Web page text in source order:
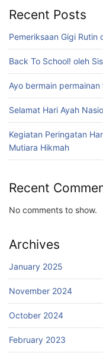
Recent Posts
Pemeriksaan Gigi Rutin
Back To School! oleh
Ayo bermain
Selamat Hari Ayah
Kegiatan Peringatan
Mutiara Hikmah
Recent
No comments to show.
Archives
January 2025
November 2024
October 2024
February 2023